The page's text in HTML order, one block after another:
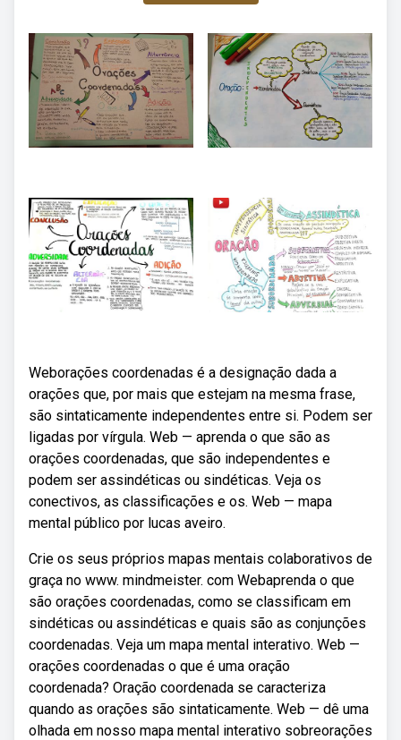
Weborações coordenadas é a designação dada a
orações que, por mais que estejam na mesma frase,
são sintaticamente independentes entre si. Podem ser
ligadas por vírgula. Web — aprenda o que são as
orações coordenadas, que são independentes e
podem ser assindéticas ou sindéticas. Veja os
conectivos, as classificações e os. Web — mapa
mental público por lucas aveiro.
Crie os seus próprios mapas mentais colaborativos de
graça no www. mindmeister. com Webaprenda o que
são orações coordenadas, como se classificam em
sindéticas ou assindéticas e quais são as conjunções
coordenadas. Veja um mapa mental interativo. Web —
orações coordenadas o que é uma oração
coordenada? Oração coordenada se caracteriza
quando as orações são sintaticamente. Web — dê uma
olhada em nosso mapa mental interativo sobreorações